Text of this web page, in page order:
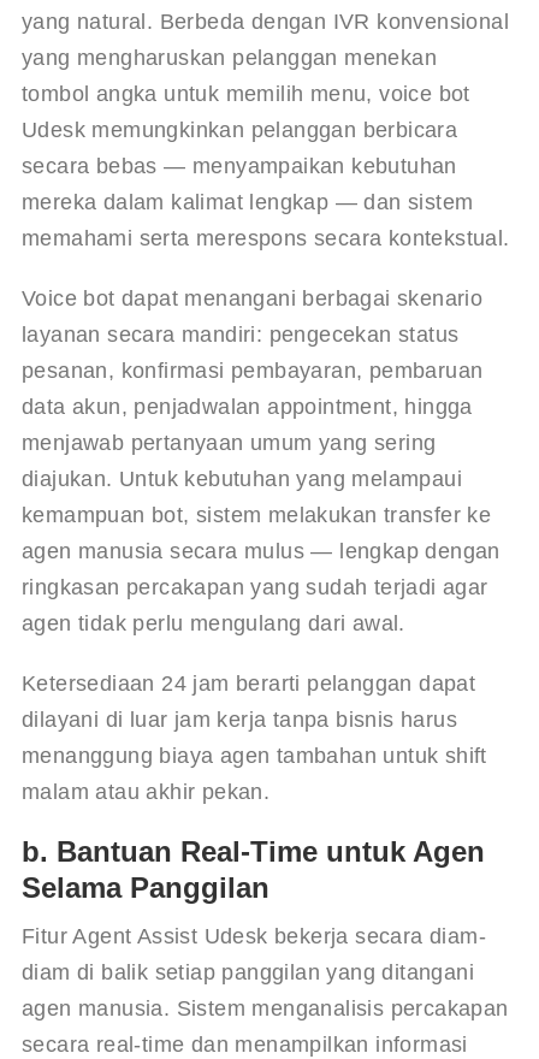
yang natural. Berbeda dengan IVR konvensional
yang mengharuskan pelanggan menekan
tombol angka untuk memilih menu, voice bot
Udesk memungkinkan pelanggan berbicara
secara bebas — menyampaikan kebutuhan
mereka dalam kalimat lengkap — dan sistem
memahami serta merespons secara kontekstual.
Voice bot dapat menangani berbagai skenario
layanan secara mandiri: pengecekan status
pesanan, konfirmasi pembayaran, pembaruan
data akun, penjadwalan appointment, hingga
menjawab pertanyaan umum yang sering
diajukan. Untuk kebutuhan yang melampaui
kemampuan bot, sistem melakukan transfer ke
agen manusia secara mulus — lengkap dengan
ringkasan percakapan yang sudah terjadi agar
agen tidak perlu mengulang dari awal.
Ketersediaan 24 jam berarti pelanggan dapat
dilayani di luar jam kerja tanpa bisnis harus
menanggung biaya agen tambahan untuk shift
malam atau akhir pekan.
b. Bantuan Real-Time untuk Agen
Selama Panggilan
Fitur Agent Assist Udesk bekerja secara diam-
diam di balik setiap panggilan yang ditangani
agen manusia. Sistem menganalisis percakapan
secara real-time dan menampilkan informasi